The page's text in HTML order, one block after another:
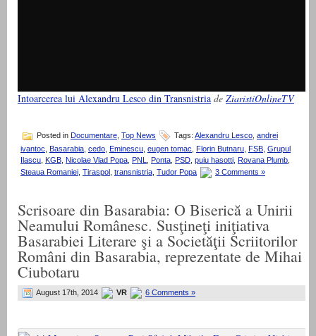
Intoarcerea lui Alexandru Lesco din Transnistria de ZiaristiOnlineTV
Posted in Documentare Top News Tags: Alexandru Lesco andrei
ivantoc, Basarabia, cedo, Eminescu, eugen tomac, Florin Butnaru, FSB, Grupul
Ilascu, KGB, Nicolae Vlad Popa, PNL, Ponta, PSD, puiu hasotti, Rovana Plumb,
Steaua Romaniei Tiraspol transnistria Tudor Popa 3 Comments »
Scrisoare din Basarabia: O Biserică a Unirii
Neamului Românesc. Susţineţi iniţiativa
Basarabiei Literare şi a Societăţii Scriitorilor
Români din Basarabia, reprezentate de Mihai
Ciubotaru
August 17th, 2014 VR 6 Comments »